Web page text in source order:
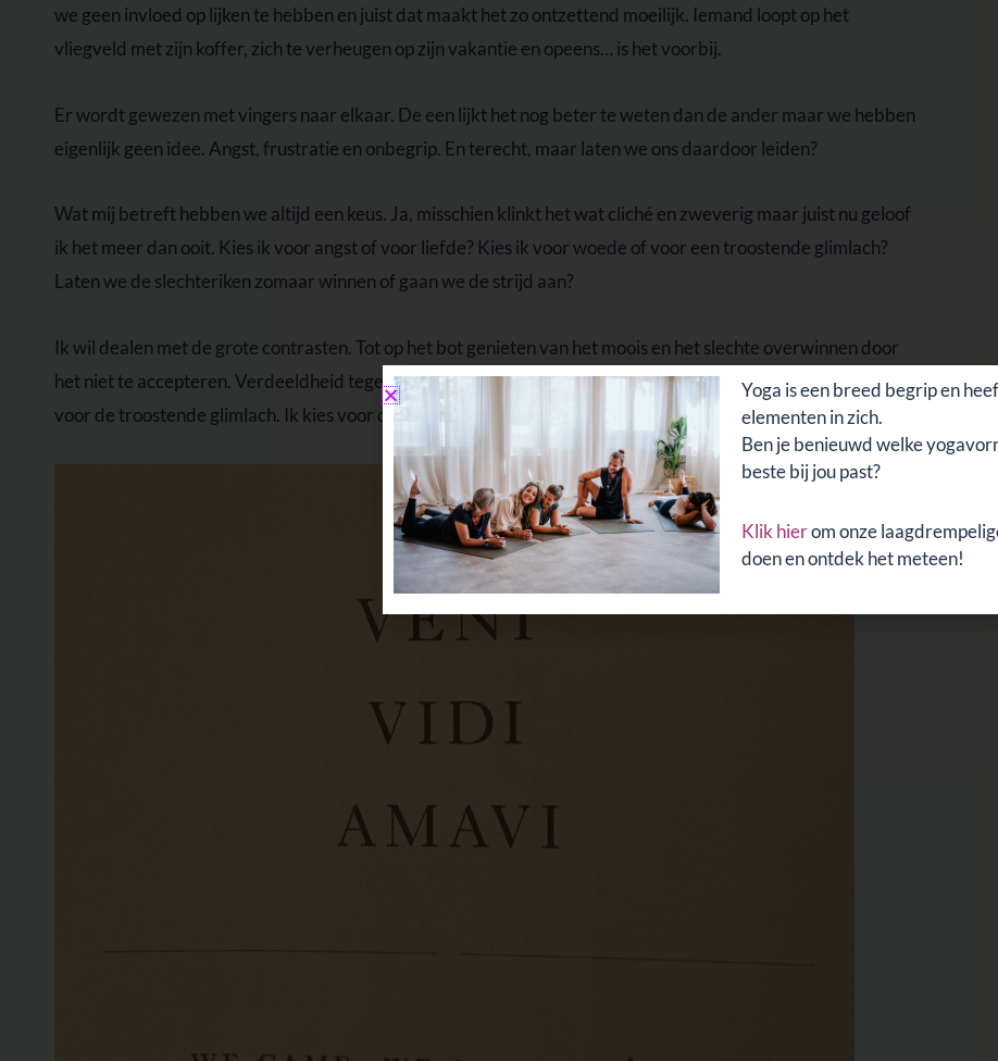
we geen invloed op lijken te hebben en juist dat maakt het zo ontzettend moeilijk. Iemand loopt op het
vliegveld met zijn koffer, zich te verheugen op zijn vakantie en opeens… is het voorbij.
Er wordt gewezen met vingers naar elkaar. De een lijkt het nog beter te weten dan de ander maar we hebben
eigenlijk geen idee. Angst, frustratie en onbegrip. En terecht, maar laten we ons daardoor leiden?
Wat mij betreft hebben we altijd een keus. Ja, misschien klinkt het wat cliché en zweverig maar juist nu geloof
ik het meer dan ooit. Kies ik voor angst of voor liefde? Kies ik voor woede of voor een troostende glimlach?
Laten we de slechteriken zomaar winnen of gaan we de strijd aan?
Ik wil dealen met de grote contrasten. Tot op het bot genieten van het moois en het slechte overwinnen door
het niet te accepteren. Verdeeldheid tegen gaan door dichter bij elkaar te komen. Ik kies voor liefde. Ik kies
voor de troostende glimlach. Ik kies voor de strijd. Kom maar op.
Yoga is een breed begrip en
elementen in zich.
Ben je benieuwd welke
beste bij jou past?
Klik hierom onze
doen en ontdek het meteen!